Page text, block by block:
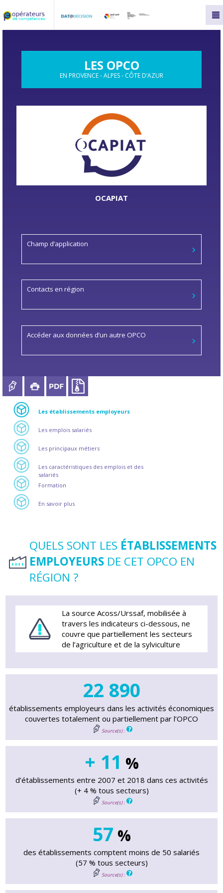
LES OPCO
EN PROVENCE - ALPES - CÔTE D’AZUR
OCAPIAT
Champ d’application
Contacts en région
Accéder aux données d’un autre OPCO
Les établissements employeurs
Les emplois salariés
Les principaux métiers
Les caractéristiques des emplois et des
salariés
Formation
En savoir plus
QUELS SONT LES ÉTABLISSEMENTS
EMPLOYEURS DE CET OPCO EN
RÉGION ?
La source Acoss/Urssaf, mobilisée à
travers les indicateurs ci-dessous, ne
couvre que partiellement les secteurs
de l’agriculture et de la sylviculture
22 890
établissements employeurs dans les activités économiques
couvertes totalement ou partiellement par l’OPCO
Source(s) :
+ 11 %
d’établissements entre 2007 et 2018 dans ces activités
(+ 4 % tous secteurs)
Source(s) :
57 %
des établissements comptent moins de 50 salariés
(57 % tous secteurs)
Source(s) :